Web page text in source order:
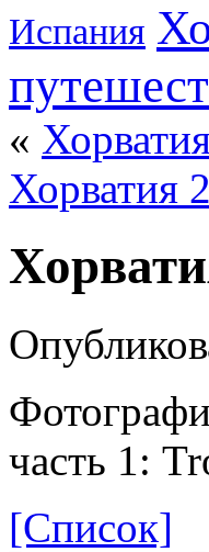
Испания
«
Хорватия
часть 1:
[Список]